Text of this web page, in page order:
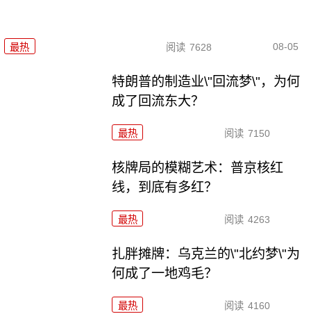
最热 阅读 7628 08-05
特朗普的制造业\"回流梦\"，为何
成了回流东大？
最热 阅读 7150
核牌局的模糊艺术：普京核红
线，到底有多红？
最热 阅读 4263
扎胖摊牌：乌克兰的\"北约梦\"为
何成了一地鸡毛？
最热 阅读 4160